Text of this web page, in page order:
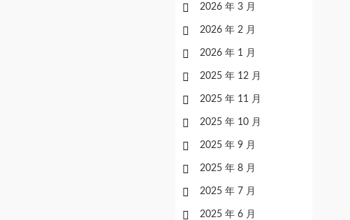
2026 年 3 月
2026 年 2 月
2026 年 1 月
2025 年 12 月
2025 年 11 月
2025 年 10 月
2025 年 9 月
2025 年 8 月
2025 年 7 月
2025 年 6 月